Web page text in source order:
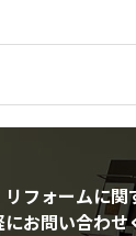
フォームに関
にお問い合わせ